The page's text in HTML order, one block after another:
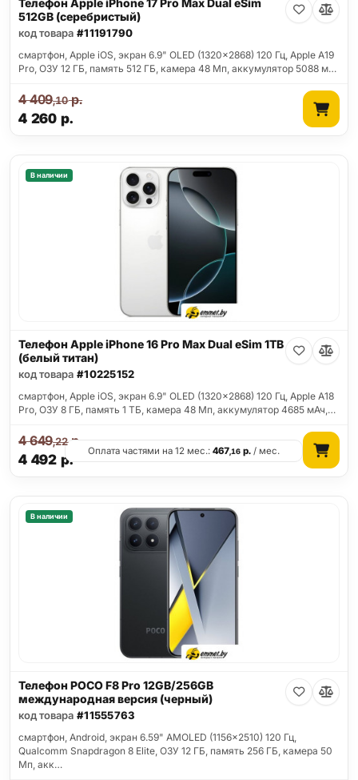
Телефон Apple iPhone 17 Pro Max Dual eSim
512GB (серебристый)
код товара #11191790
смартфон, Apple iOS, экран 6.9" OLED (1320x2868) 120 Гц, Apple A19
Pro, ОЗУ 12 ГБ, память 512 ГБ, камера 48 Мп, аккумулятор 5088 м…
4 260 р.
4 409,10р.
В наличии
Телефон Apple iPhone 16 Pro Max Dual eSim 1TB
(белый титан)
код товара #10225152
смартфон, Apple iOS, экран 6.9" OLED (1320x2868) 120 Гц, Apple A18
Pro, ОЗУ 8 ГБ, память 1 ТБ, камера 48 Мп, аккумулятор 4685 мАч,…
4 492 р.
4 649,22р.
Оплата частями на 12 мес.:467,16 р. / мес.
В наличии
Телефон POCO F8 Pro 12GB/256GB
международная версия (черный)
код товара #11555763
смартфон, Android, экран 6.59" AMOLED (1156x2510) 120 Гц,
Qualcomm Snapdragon 8 Elite, ОЗУ 12 ГБ, память 256 ГБ, камера 50
Мп, акк…